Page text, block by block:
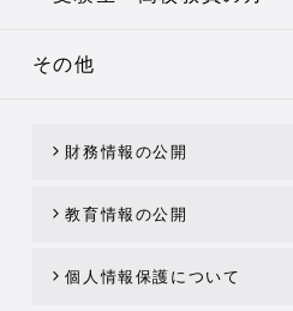
その他
財務情報の公開
教育情報の公開
個人情報保護について